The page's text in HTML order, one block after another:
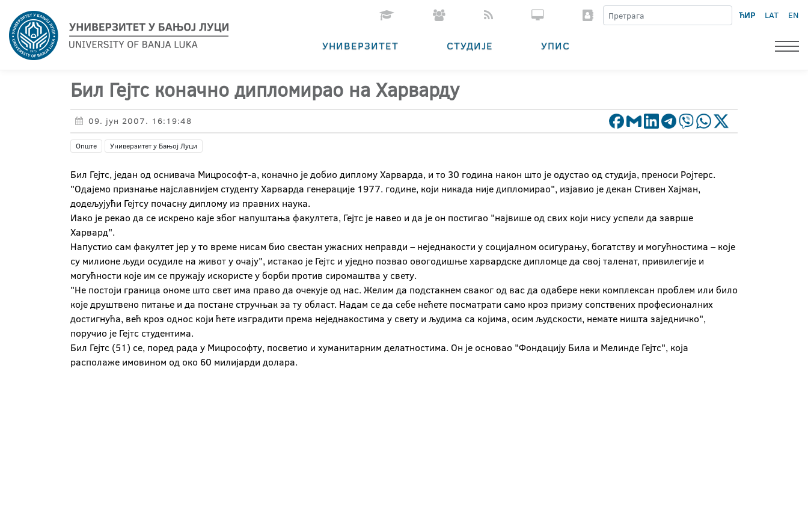
ЋИР LAT EN
УНИВЕРЗИТЕТ СТУДИЈЕ УПИС
Бил Гејтс коначно дипломирао на Харварду
09. јун 2007. 16:19:48
Опште Универзитет у Бањој Луци
Бил Гејтс, један од оснивача Мицрософт-а, коначно је добио диплому Харварда, и то 30 година након што је одустао од студија, преноси Ројтерс.
"Одајемо признање најславнијем студенту Харварда генерације 1977. године, који никада није дипломирао", изјавио је декан Стивен Хајман,
додељујући Гејтсу почасну диплому из правних наука.
Иако је рекао да се искрено каје због напуштања факултета, Гејтс је навео и да је он постигао "највише од свих који нису успели да заврше
Харвард".
Напустио сам факултет јер у то време нисам био свестан ужасних неправди – неједнакости у социјалном осигурању, богатству и могућностима – које
су милионе људи осудиле на живот у очају", истакао је Гејтс и уједно позвао овогодишње харвардске дипломце да свој таленат, привилегије и
могућности које им се пружају искористе у борби против сиромаштва у свету.
"Не постоји граница ономе што свет има право да очекује од нас. Желим да подстакнем сваког од вас да одабере неки комплексан проблем или било
које друштвено питање и да постане стручњак за ту област. Надам се да себе нећете посматрати само кроз призму сопствених професионалних
достигнућа, већ кроз однос који ћете изградити према неједнакостима у свету и људима са којима, осим људскости, немате ништа заједничко",
поручио је Гејтс студентима.
Бил Гејтс (51) се, поред рада у Мицрософту, посветио и хуманитарним делатностима. Он је основао "Фондацију Била и Мелинде Гејтс", која
располаже имовином од око 60 милијарди долара.